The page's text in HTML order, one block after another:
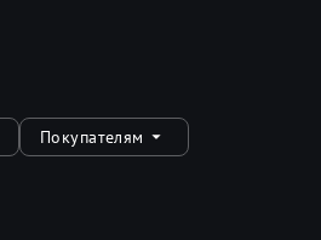
Покупателям